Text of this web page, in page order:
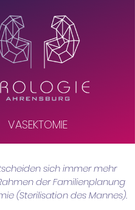
VASEKTOMIE
sich immer mehr
der Familienplanung
(Sterilisation des Mannes).